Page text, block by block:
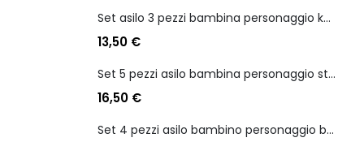
Set asilo 3 pezzi bambina personaggio kuromi
13,50 €
Set 5 pezzi asilo bambina personaggio stitch angel
16,50 €
Set 4 pezzi asilo bambino personaggio batman